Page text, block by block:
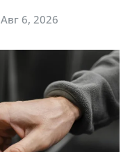
Авг 6, 2026